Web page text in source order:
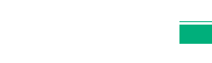
است که